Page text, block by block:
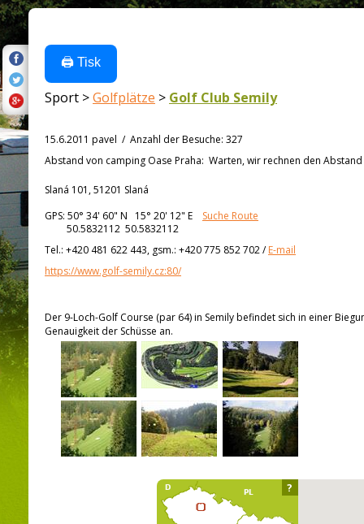
🖨️ Tisk
Sport >Golfplätze > Golf Club Semily
15.6.2011 pavel / Anzahl der Besuche: 327
Abstand von camping Oase Praha: Warten, wir rechnen den
Slaná 101, 51201 Slaná
GPS: 50° 34' 60" N 15° 20' 12" E
Suche Route
50.5832112 50.5832112
Tel.: +420 481 622 443, gsm.: +420 775 852 702/E-mail
https://www.golf-semily.cz:80/
Der 9-Loch-Golf Course (par 64) in Semily befindet sich in einer
Genauigkeit der Schüsse an.
?